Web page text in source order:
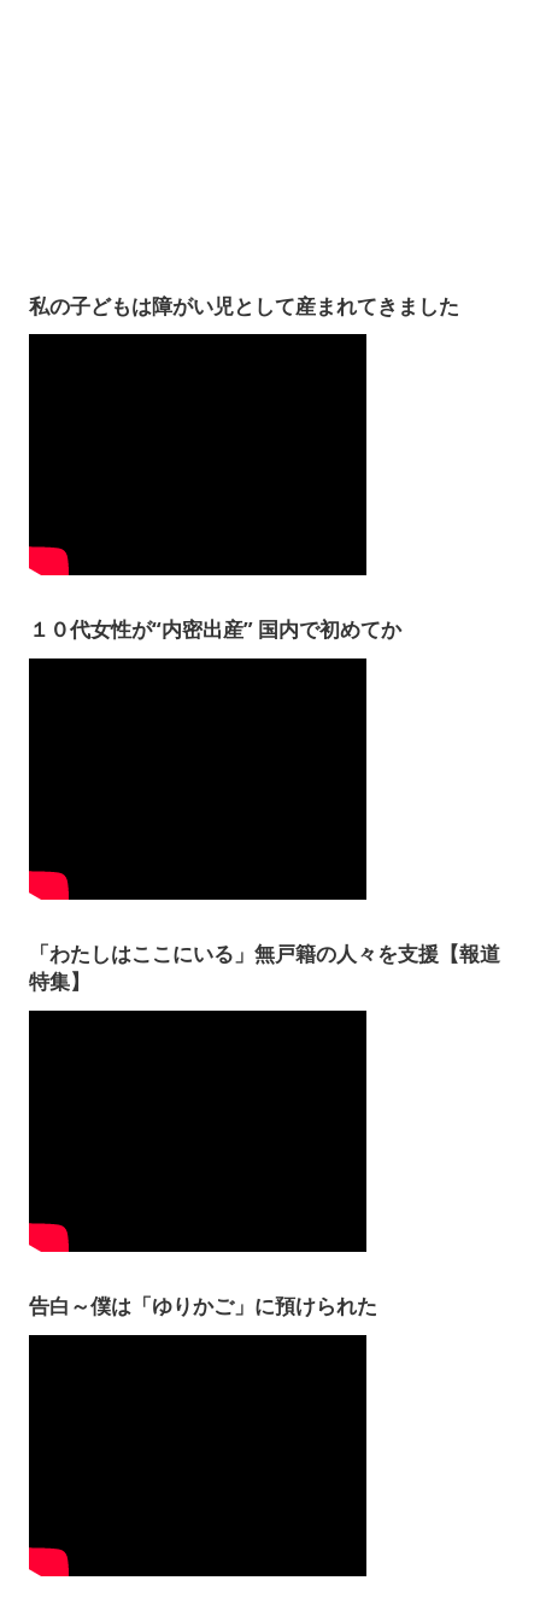
私の子どもは障がい児として産まれてきました
１０代女性が“内密出産” 国内で初めてか
「わたしはここにいる」無戸籍の人々を支援【報道
特集】
告白～僕は「ゆりかご」に預けられた